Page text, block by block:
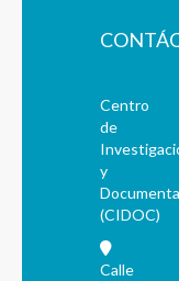
Centro
de
y
(CIDOC)
Calle